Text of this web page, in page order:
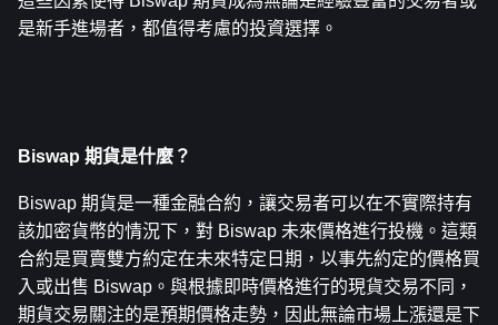
是新手進場者，都值得考慮的投資選擇。
Biswap 期貨是什麼？
Biswap 期貨是一種金融合約，讓交易者可以在不實際持有
該加密貨幣的情況下，對 Biswap 未來價格進行投機。這類
合約是買賣雙方約定在未來特定日期，以事先約定的價格買
入或出售 Biswap。與根據即時價格進行的現貨交易不同，
期貨交易關注的是預期價格走勢，因此無論市場上漲還是下